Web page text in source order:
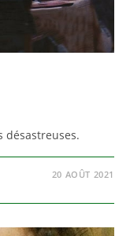
désastreuses.
20 AOÛT 2021